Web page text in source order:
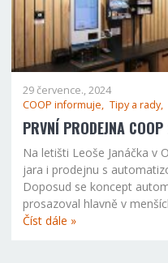
29 července., 2024
COOP informuje, Tipy a rady,
PRVNÍ PRODEJNA
Na letišti Leoše Janáčka v
jara i prodejnu s
Doposud se koncept
prosazoval hlavně v
Číst dále »